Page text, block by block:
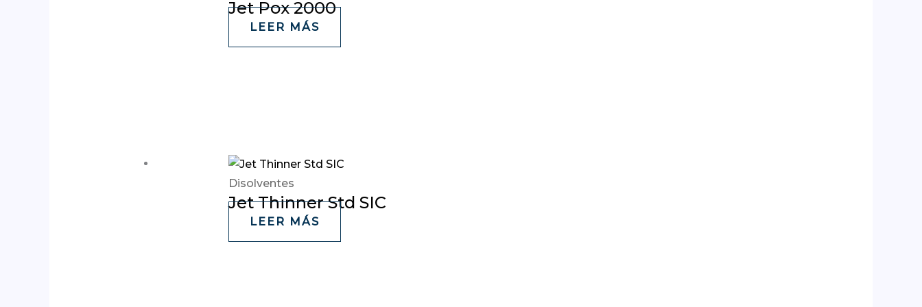
Jet Pox 2000
LEER MÁS
Disolventes
Jet Thinner Std SIC
LEER MÁS